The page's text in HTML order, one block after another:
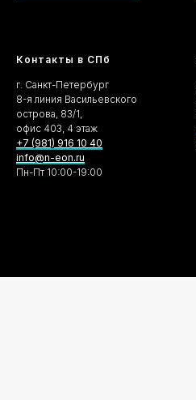
Контакты в СПб
г. Санкт-Петербург
8-я линия Васильевского
острова, 83/1,
офис 403, 4 этаж
+7 (981) 916 10 40
info@n-eon.ru
Пн-Пт 10:00-19:00